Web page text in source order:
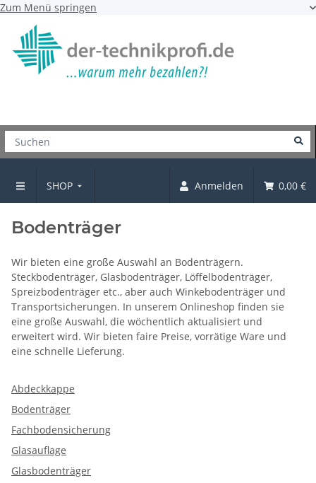
Zum Menü springen
SHOP Anmelden 0,00 €
SHOP
Bodenträger
Wir bieten eine große Auswahl an Bodenträgern.
Steckbodenträger, Glasbodenträger, Löffelbodenträger,
Spreizbodenträger etc., aber auch Winkebodenträger und
Transportsicherungen. In unserem Onlineshop finden sie
eine große Auswahl, die wöchentlich aktualisiert und
erweitert wird. Wir bieten faire Preise, vorrätige Ware und
eine schnelle Lieferung.
Abdeckkappe
Bodenträger
Fachbodensicherung
Glasauflage
Glasbodenträger